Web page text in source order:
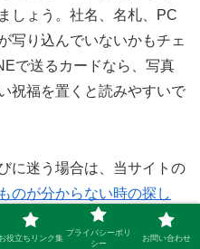
しょう。社名、名札、PC
写り込んでいないかもチェ
で送るカードなら、写真
祝福を置くと読みやすいで
に迷う場合は、当サイトの
のが分からない時の探し
いにも応用できる、予算・
法を紹介しています。
役立ちリンク集
プライバシーポリ
シー
お問い合わせ